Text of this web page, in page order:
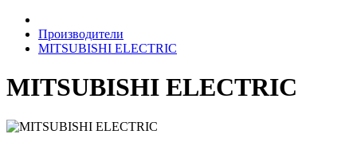
Производители
MITSUBISHI ELECTRIC
MITSUBISHI ELECTRIC